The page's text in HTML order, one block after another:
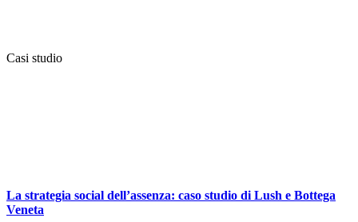
Casi studio
La strategia social dell’assenza: caso studio di Lush e Bottega
Veneta